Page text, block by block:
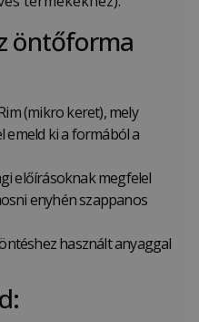
öntőforma
(mikro keret), mely
emeld ki a formából a
előírásoknak megfelel
enyhén szappanos
használt anyaggal